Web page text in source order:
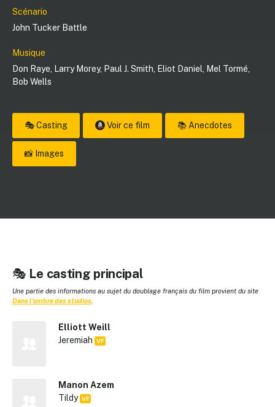
Scénario
John Tucker Battle
Musique
Don Raye
Larry Morey, Paul J. Smith Eliot Daniel Mel Tormé
Bob Wells
🎭 Casting Voir ce film 📚 Anecdotes
📸 Images
🎭 Le casting principal
Une partie des informations au sujet du doublage français du film provient du site
Dans l'ombre des studios
Elliott Weill
Jeremiah VF
Manon Azem
Tildy VF